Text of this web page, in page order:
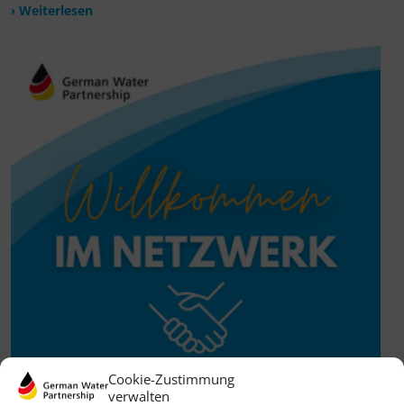
Cookie-Zustimmung
verwalten
› Weiterlesen